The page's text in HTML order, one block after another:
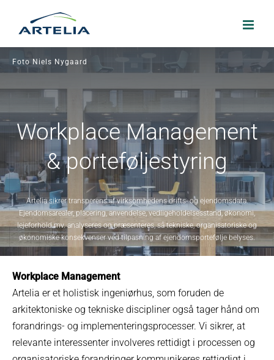
Foto Niels Nygaard
Workplace Management
& porteføljestyring
Artelia sikrer transperens af virksomhedens drifts- og ejendomsdata.
Ejendomsarealer, placering, anvendelse, vedligeholdelsesstand, økonomi,
lejeforhold mv. analyseres og præsenteres, så tekniske, organisatoriske og
økonomiske konsekvenser ved tilpasning af ejendomsportefølje belyses.
Workplace Management
Artelia er et holistisk ingeniørhus, som foruden de
arkitektoniske og tekniske discipliner også tager hånd om
forandrings- og implementeringsprocesser. Vi sikrer, at
relevante interessenter involveres rettidigt i processen og